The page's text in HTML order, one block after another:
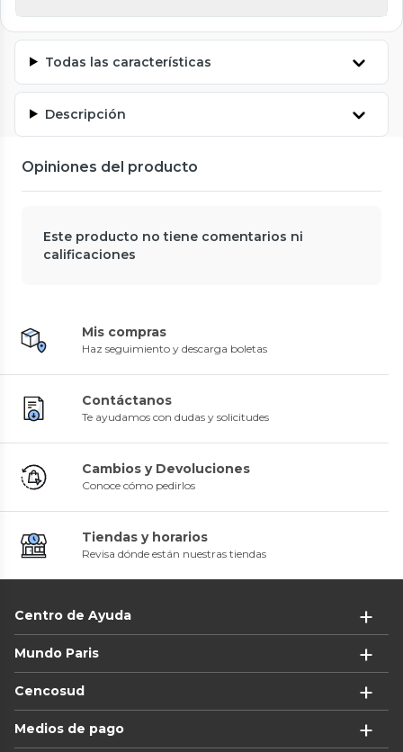
Todas las características
Descripción
Opiniones del producto
Este producto no tiene comentarios ni
calificaciones
Mis compras
Haz seguimiento y descarga boletas
Contáctanos
Te ayudamos con dudas y solicitudes
Cambios y Devoluciones
Conoce cómo pedirlos
Tiendas y horarios
Revisa dónde están nuestras tiendas
Centro de Ayuda
Mundo Paris
Cencosud
Medios de pago